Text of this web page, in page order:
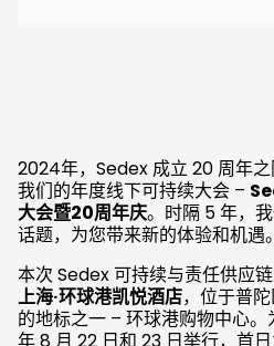
2024年，Sedex 成立 20 周年
我们的年度线下可持续大会 –
大会暨20周年庆。时隔 5 年，
话题，为您带来新的体验和机遇。
本次 Sedex 可持续与责任供应链
上海·环球港凯悦酒店，位于普
的地标之一 – 环球港购物中心